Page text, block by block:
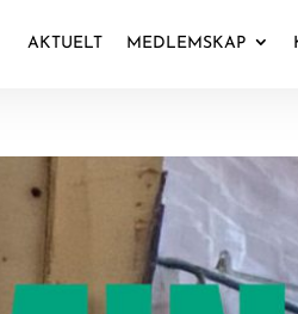
AKTUELT MEDLEMSKAP